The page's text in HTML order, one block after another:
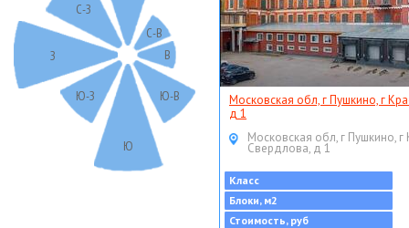
С-В
В
Ю-В
Ю
Ю-З
З
С-З
Московская обл, г Пушкино, г
д 1
Московская обл, г Пушкино, г
Свердлова, д 1
Класс
Блоки, м2
Стоимость, руб